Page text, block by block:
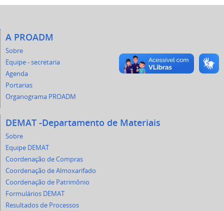
A PROADM
Sobre
Equipe - secretaria
Agenda
Portarias
Organograma PROADM
DEMAT -Departamento de Materiais
Sobre
Equipe DEMAT
Coordenação de Compras
Coordenação de Almoxarifado
Coordenação de Patrimônio
Formulários DEMAT
Resultados de Processos